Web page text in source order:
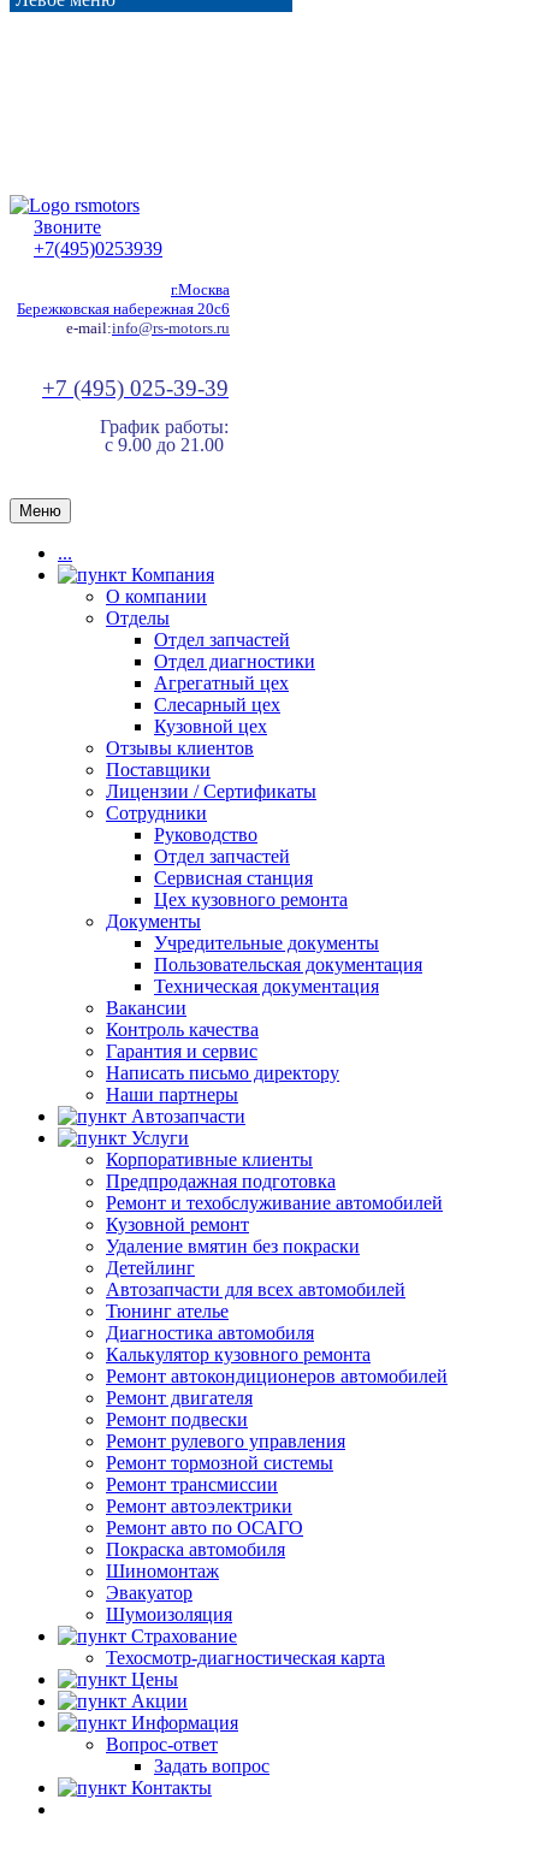
Звоните
+7(495)0253939
г.Москва
Бережковская набережная 20с6
e-mail:info@rs-motors.ru
+7 (495) 025-39-39
График работы:
с 9.00 до 21.00
Меню
...
Компания
О компании
Отделы
Отдел запчастей
Отдел диагностики
Агрегатный цех
Слесарный цех
Кузовной цех
Отзывы клиентов
Поставщики
Лицензии / Сертификаты
Сотрудники
Руководство
Отдел запчастей
Сервисная станция
Цех кузовного ремонта
Документы
Учредительные документы
Пользовательская документация
Техническая документация
Вакансии
Контроль качества
Гарантия и сервис
Написать письмо директору
Наши партнеры
Автозапчасти
Услуги
Корпоративные клиенты
Предпродажная подготовка
Ремонт и техобслуживание автомобилей
Кузовной ремонт
Удаление вмятин без покраски
Детейлинг
Автозапчасти для всех автомобилей
Тюнинг ателье
Диагностика автомобиля
Калькулятор кузовного ремонта
Ремонт автокондиционеров автомобилей
Ремонт двигателя
Ремонт подвески
Ремонт рулевого управления
Ремонт тормозной системы
Ремонт трансмиссии
Ремонт автоэлектрики
Ремонт авто по ОСАГО
Покраска автомобиля
Шиномонтаж
Эвакуатор
Шумоизоляция
Страхование
Техосмотр-диагностическая карта
Цены
Акции
Информация
Вопрос-ответ
Задать вопрос
Контакты